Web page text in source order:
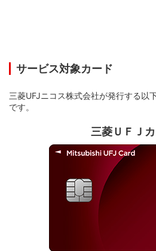
サービス対象カード
三菱UFJニコス株式会社が発行する以
です。
三菱ＵＦＪ